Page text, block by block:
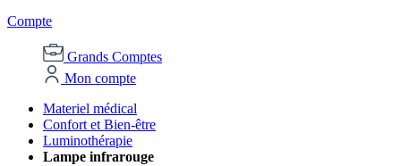
Compte
Grands Comptes
Mon compte
Materiel médical
Confort et Bien-être
Luminothérapie
Lampe infrarouge